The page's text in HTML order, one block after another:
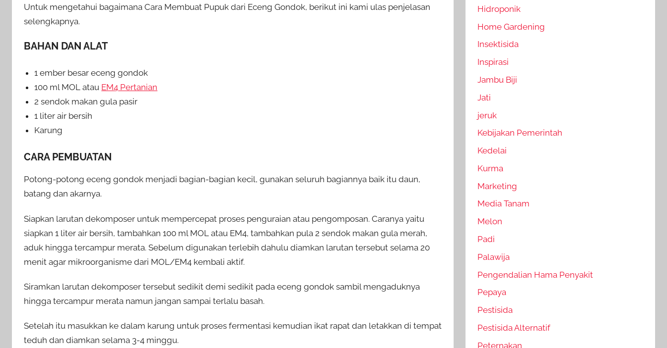
Untuk mengetahui bagaimana Cara Membuat Pupuk dari Eceng Gondok, berikut ini kami ulas penjelasan
selengkapnya.
BAHAN DAN ALAT
1 ember besar eceng gondok
100 ml MOL atau EM4 Pertanian
2 sendok makan gula pasir
1 liter air bersih
Karung
CARA PEMBUATAN
Potong-potong eceng gondok menjadi bagian-bagian kecil, gunakan seluruh bagiannya baik itu daun,
batang dan akarnya.
Siapkan larutan dekomposer untuk mempercepat proses penguraian atau pengomposan. Caranya yaitu
siapkan 1 liter air bersih, tambahkan 100 ml MOL atau EM4, tambahkan pula 2 sendok makan gula merah,
aduk hingga tercampur merata. Sebelum digunakan terlebih dahulu diamkan larutan tersebut selama 20
menit agar mikroorganisme dari MOL/EM4 kembali aktif.
Siramkan larutan dekomposer tersebut sedikit demi sedikit pada eceng gondok sambil mengaduknya
hingga tercampur merata namun jangan sampai terlalu basah.
Setelah itu masukkan ke dalam karung untuk proses fermentasi kemudian ikat rapat dan letakkan di tempat
teduh dan diamkan selama 3-4 minggu.
Hidroponik
Home Gardening
Insektisida
Inspirasi
Jambu Biji
Jati
jeruk
Kebijakan Pemerintah
Kedelai
Kurma
Marketing
Media Tanam
Melon
Padi
Palawija
Pengendalian Hama Penyakit
Pepaya
Pestisida
Pestisida Alternatif
Peternakan